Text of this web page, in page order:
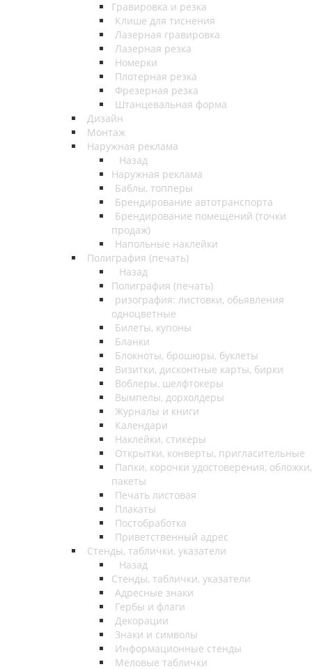
Гравировка и резка
Клише для тиснения
Лазерная гравировка
Лазерная резка
Номерки
Плотерная резка
Фрезерная резка
Штанцевальная форма
Дизайн
Монтаж
Наружная реклама
Назад
Наружная реклама
Баблы, топперы
Брендирование автотранспорта
Брендирование помещений (точки
продаж)
Напольные наклейки
Полиграфия (печать)
Назад
Полиграфия (печать)
ризография: листовки, обьявления
одноцветные
Билеты, купоны
Бланки
Блокноты, брошюры, буклеты
Визитки, дисконтные карты, бирки
Воблеры, шелфтокеры
Вымпелы, дорхолдеры
Журналы и книги
Календари
Наклейки, стикеры
Открытки, конверты, пригласительные
Папки, корочки удостоверения, обложки,
пакеты
Печать листовая
Плакаты
Постобработка
Приветственный адрес
Стенды, таблички, указатели
Назад
Стенды, таблички, указатели
Адресные знаки
Гербы и флаги
Декорации
Знаки и символы
Информационные стенды
Меловые таблички